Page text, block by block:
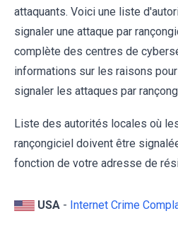
attaquants. Voici une liste
signaler une attaque par
complète des centres de
informations sur les raisons
signaler les attaques par
Liste des autorités locales où
rançongiciel doivent être
fonction de votre adresse de
USA - Internet Crime